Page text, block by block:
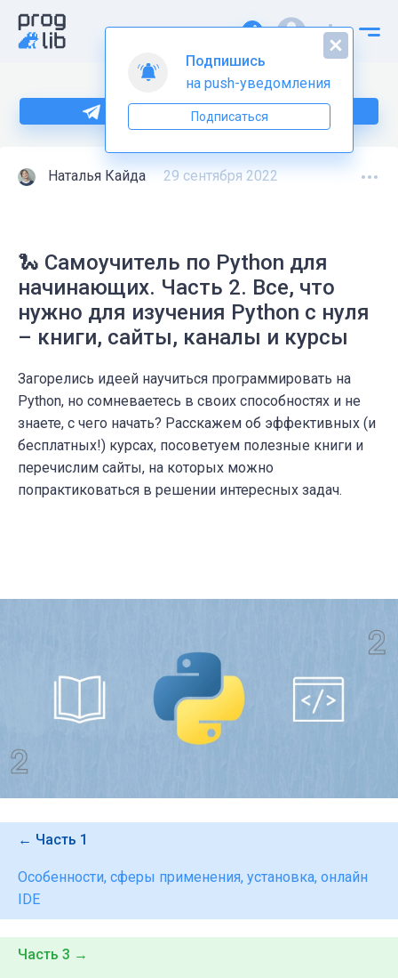
Больше информации по Python тут
Наталья Кайда 29 сентября 2022
🐍 Самоучитель по Python для
начинающих. Часть 2. Все, что
нужно для изучения Python с нуля
– книги, сайты, каналы и курсы
Загорелись идеей научиться программировать на
Python, но сомневаетесь в своих способностях и не
знаете, с чего начать? Расскажем об эффективных (и
бесплатных!) курсах, посоветуем полезные книги и
перечислим сайты, на которых можно
попрактиковаться в решении интересных задач.
← Часть 1
Особенности, сферы применения, установка, онлайн
IDE
Часть 3 →
Подпишись
на push-уведомления
Подписаться